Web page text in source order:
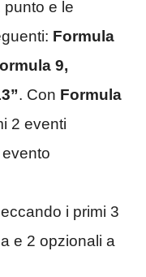
e le
Formula
9,
. Con Formula
2 eventi
i primi 3
e 2 opzionali a